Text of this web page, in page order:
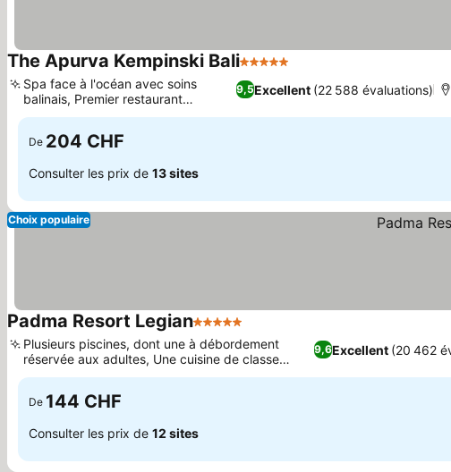
The Apurva Kempinski Bali5 Étoiles
9,5Excellent (22 588 évaluations)
Spa face à l'océan avec soins
balinais, Premier restaurant
aquarium de Bali
De 204 CHF
Consulter les prix de 13 sites
Choix populaire
Padma Resort Legian5 Étoiles
9,6Excellent (20 462
Plusieurs piscines, dont une à débordement
réservée aux adultes, Une cuisine de classe
mondiale avec des options variées
De 144 CHF
Consulter les prix de 12 sites